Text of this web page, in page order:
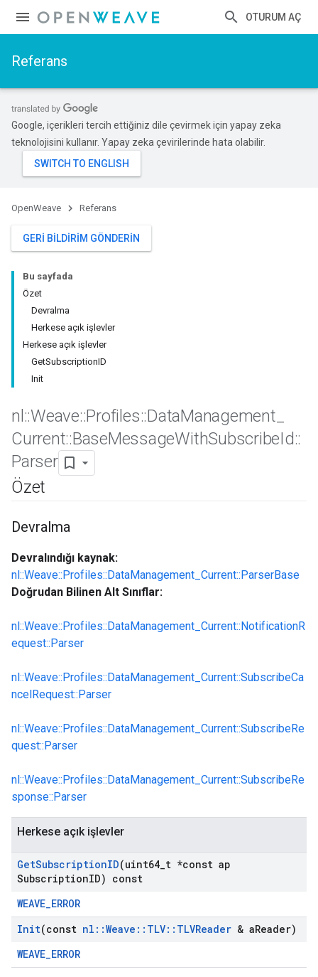
OTURUM AÇ
Referans
Google, içerikleri tercih ettiğiniz dile çevirmek için yapay zeka
teknolojisini kullanır. Yapay zeka çevirilerinde hata olabilir.
OpenWeave Referans
GERI BILDIRIM GÖNDERIN
Bu sayfada
Özet
Devralma
Herkese açık işlevler
Herkese açık işlevler
GetSubscriptionID
Init
nl ::Weave::Profiles::DataManagement
Current::BaseMessageWithSubscribeId::
Parser
Özet
Devralma
Devralındığı kaynak:
nl::Weave::Profiles::DataManagement_Current::ParserBase
Doğrudan Bilinen Alt Sınıflar:
nl::Weave::Profiles::DataManagement_Current::NotificationR
equest::Parser
nl::Weave::Profiles::DataManagement_Current::SubscribeCa
ncelRequest::Parser
nl::Weave::Profiles::DataManagement_Current::SubscribeRe
quest::Parser
nl::Weave::Profiles::DataManagement_Current::SubscribeRe
sponse::Parser
Herkese açık işlevler
GetSubscriptionID(uint64 t *const ap
SubscriptionID) const
WEAVE_ERROR
Init(const nl ::Weave :: TLV:: TLVReader & aReader)
WEAVE_ERROR